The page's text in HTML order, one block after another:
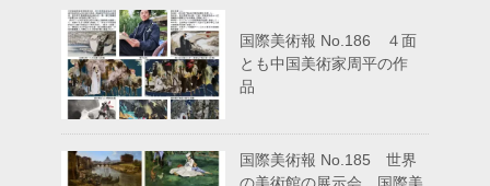
国際美術報 No.186 ４面
とも中国美術家周平の作
品
国際美術報 No.185 世界